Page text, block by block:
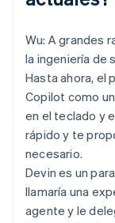
Wu: A grandes
la ingeniería de
Hasta ahora, el
Copilot como
en el teclado y
rápido y te
necesario.
Devin es un
llamaría una
agente y le